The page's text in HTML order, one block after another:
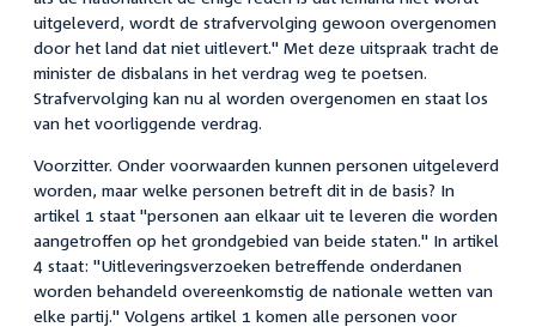
uitgeleverd, wordt de strafvervolging gewoon overgenomen
door het land dat niet uitlevert." Met deze uitspraak tracht de
minister de disbalans in het verdrag weg te poetsen.
Strafvervolging kan nu al worden overgenomen en staat los
van het voorliggende verdrag.
Voorzitter. Onder voorwaarden kunnen personen uitgeleverd
worden, maar welke personen betreft dit in de basis? In
artikel 1 staat "personen aan elkaar uit te leveren die worden
aangetroffen op het grondgebied van beide staten." In artikel
4 staat: "Uitleveringsverzoeken betreffende onderdanen
worden behandeld overeenkomstig de nationale wetten van
elke partij." Volgens artikel 1 komen alle personen voor